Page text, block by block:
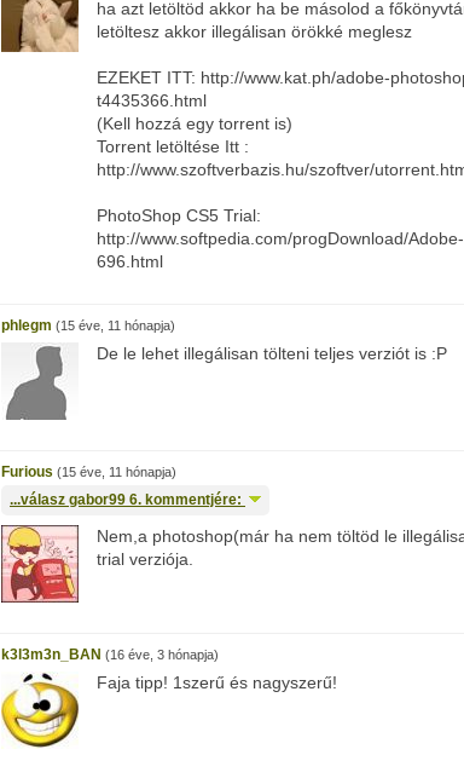
ha azt letöltöd akkor ha be másolod a
letöltesz akkor illegálisan örökké meglesz
EZEKET ITT: http://www.kat.ph/adobe-
t4435366.html
(Kell hozzá egy torrent is)
Torrent letöltése Itt :
http://www.szoftverbazis.hu/szoftver/
PhotoShop CS5 Trial:
http://www.softpedia.com/progDownload/
696.html
phlegm (15 éve, 11 hónapja)
De le lehet illegálisan tölteni teljes verziót is :P
Furious (15 éve, 11 hónapja)
...válasz gabor99 6. kommentjére:
Nem,a photoshop(már ha nem töltöd le
trial verziója.
k3l3m3n_BAN (16 éve, 3 hónapja)
Faja tipp! 1szerű és nagyszerű!